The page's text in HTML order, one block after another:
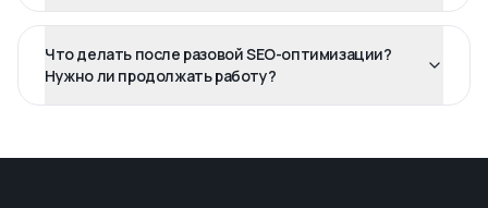
Что делать после разовой SEO-оптимизации?
Нужно ли продолжать работу?